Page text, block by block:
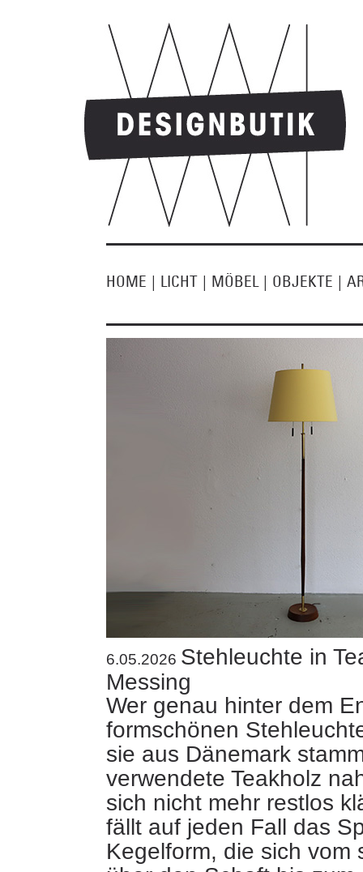
HOME | LICHT | MÖBEL | OBJEKTE |
6.05.2026 Stehleuchte in
Messing
Wer genau hinter dem
formschönen
sie aus Dänemark
verwendete Teakholz
sich nicht mehrrestlos
fällt auf jeden Fall das
Kegelform, die sich vom